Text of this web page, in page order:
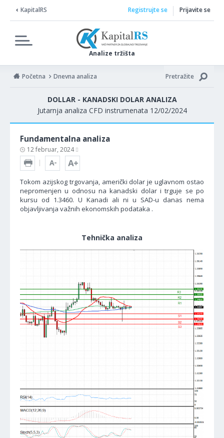
KapitalRS
Analize tržišta
Registrujte se Prijavite se
Početna Dnevna analiza Pretražite
DOLLAR - KANADSKI DOLAR ANALIZA
Jutarnja analiza CFD instrumenata 12/02/2024
Fundamentalna analiza
12 februar, 2024
Tokom azijskog trgovanja, američki dolar je uglavnom ostao
nepromenjen u odnosu na kanadski dolar i trguje se po
kursu od 1.3460. U Kanadi ali ni u SAD-u danas nema
objavljivanja važnih ekonomskih podataka .
Tehnička analiza